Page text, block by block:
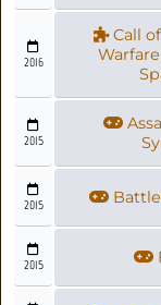
2016
Call
2015
2015
2015